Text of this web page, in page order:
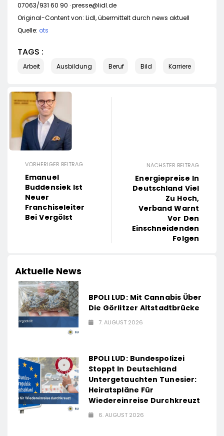
07063/931 60 90 ·presse@lidl.de
Original-Content von: Lidl, übermittelt durch news aktuell
Quelle: ots
TAGS :
Arbeit Ausbildung Beruf Bild Karriere
VORHERIGER BEITRAG
Emanuel
Buddensiek Ist
Neuer
Franchiseleiter
Bei Vergölst
NÄCHSTER BEITRAG
Energiepreise In
Deutschland Viel
Zu Hoch,
Verband Warnt
Vor Den
Einschneidenden
Folgen
Aktuelle News
BPOLI LUD: Mit Cannabis Über
Die Görlitzer Altstadtbrücke
7. AUGUST 2026
BPOLI LUD: Bundespolizei
Stoppt In Deutschland
Untergetauchten Tunesier:
Heiratspläne Für
Wiedereinreise Durchkreuzt
6. AUGUST 2026